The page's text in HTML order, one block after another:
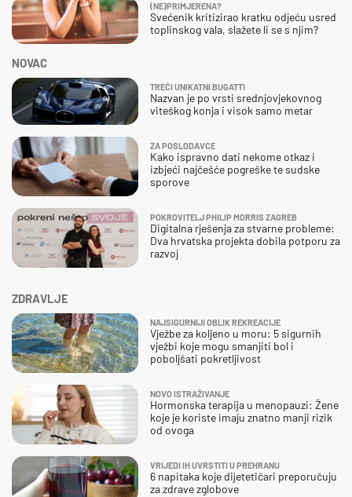
ZDRAVLJE
NAJSIGURNIJI OBLIK REKREACIJE
Vježbe za koljeno u moru: 5 sigurnih
vježbi koje mogu smanjiti bol i
poboljšati pokretljivost
NOVO ISTRAŽIVANJE
Hormonska terapija u menopauzi: Žene
koje je koriste imaju znatno manji rizik
od ovoga
VRIJEDI IH UVRSTITI U PREHRANU
6 napitaka koje dijetetičari preporučuju
za zdrave zglobove
NOVAC
TREĆI UNIKATNI BUGATTI
Nazvan je po vrsti srednjovjekovnog
viteškog konja i visok samo metar
ZA POSLODAVCE
Kako ispravno dati nekome otkaz i
izbjeći najčešće pogreške te sudske
sporove
POKROVITELJ PHILIP MORRIS ZAGREB
Digitalna rješenja za stvarne probleme:
Dva hrvatska projekta dobila potporu za
razvoj
(NE)PRIMJERENA?
Svećenik kritizirao kratku odjeću usred
toplinskog vala, slažete li se s njim?